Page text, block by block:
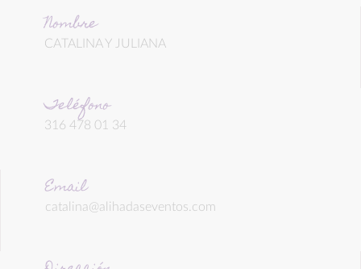
Nombre
CATALINA Y JULIANA
Teléfono
316 478 01 34
Email
catalina@alihadaseventos.com